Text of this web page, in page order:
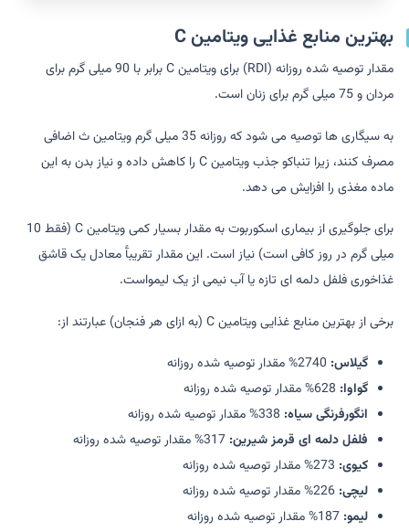
بهترین منابع غذایی ویتامین C
مقدار توصیه شده روزانه (RDI) برای ویتامین C برابر با 90 میلی گرم برای
مردان و 75 میلی گرم برای زنان است.
به سیگاری ها توصیه می شود که روزانه 35 میلی گرم ویتامین ث اضافی
مصرف کنند، زیرا تنباکو جذب ویتامین C را کاهش داده و نیاز بدن به این
ماده مغذی را افزایش می دهد.
برای جلوگیری از بیماری اسکوربوت به مقدار بسیار کمی ویتامین C (فقط 10
میلی گرم در روز کافی است) نیاز است. این مقدار تقریبآً معادل یک قاشق
غذاخوری فلفل دلمه ای تازه یا آب نیمی از یک لیمواست.
برخی از بهترین منابع غذایی ویتامین C (به ازای هر فنجان) عبارتند از:
گیلاس:
گواوا:
انگورفرنگی سیاه:
فلفل دلمه ای قرمز شیرین: 317% مقدار توصیه شده روزانه
کیوی:
لیچی: 226% مقدار توصیه شده روزانه
لیمو: 187% مقدار توصیه شده روزانه